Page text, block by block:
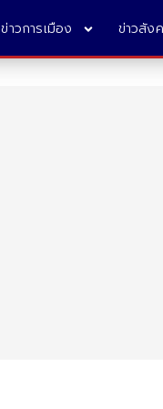
ข่าวการเมือง ข่าวสัง